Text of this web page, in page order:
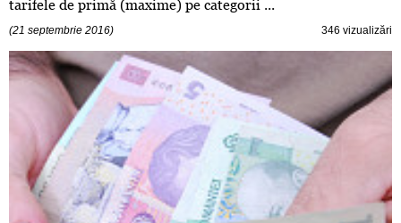
tarifele de primă (maxime) pe categorii ...
(21 septembrie 2016) 346 vizualizări